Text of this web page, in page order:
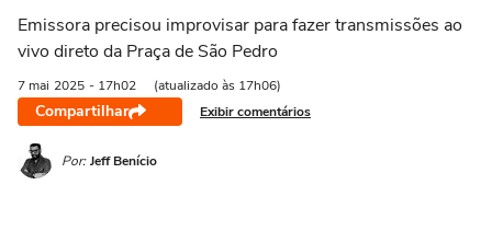
Emissora precisou improvisar para fazer transmissões ao
vivo direto da Praça de São Pedro
7 mai 2025 - 17h02 (atualizado às 17h06)
Compartilhar Exibir comentários
Por: Jeff Benício